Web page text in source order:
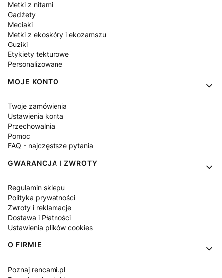
Metki z nitami
Gadżety
Meciaki
Metki z ekoskóry i ekozamszu
Guziki
Etykiety tekturowe
Personalizowane
MOJE KONTO
Twoje zamówienia
Ustawienia konta
Przechowalnia
Pomoc
FAQ - najczęstsze pytania
GWARANCJA I ZWROTY
Regulamin sklepu
Polityka prywatności
Zwroty i reklamacje
Dostawa i Płatności
Ustawienia plików cookies
O FIRMIE
Poznaj rencami.pl